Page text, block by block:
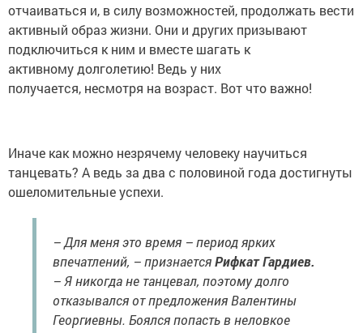
отчаиваться и, в силу возможностей, продолжать вести
активный образ жизни. Они и других призывают
подключиться к ним и вместе шагать к
активному долголетию! Ведь у них
получается, несмотря на возраст. Вот что важно!
Иначе как можно незрячему человеку научиться
танцевать? А ведь за два с половиной года достигнуты
ошеломительные успехи.
– Для меня это время – период ярких
впечатлений, – признаетсяРифкат Гардиев.
– Я никогда не танцевал, поэтому долго
отказывался от предложения Валентины
Георгиевны. Боялся попасть в неловкое